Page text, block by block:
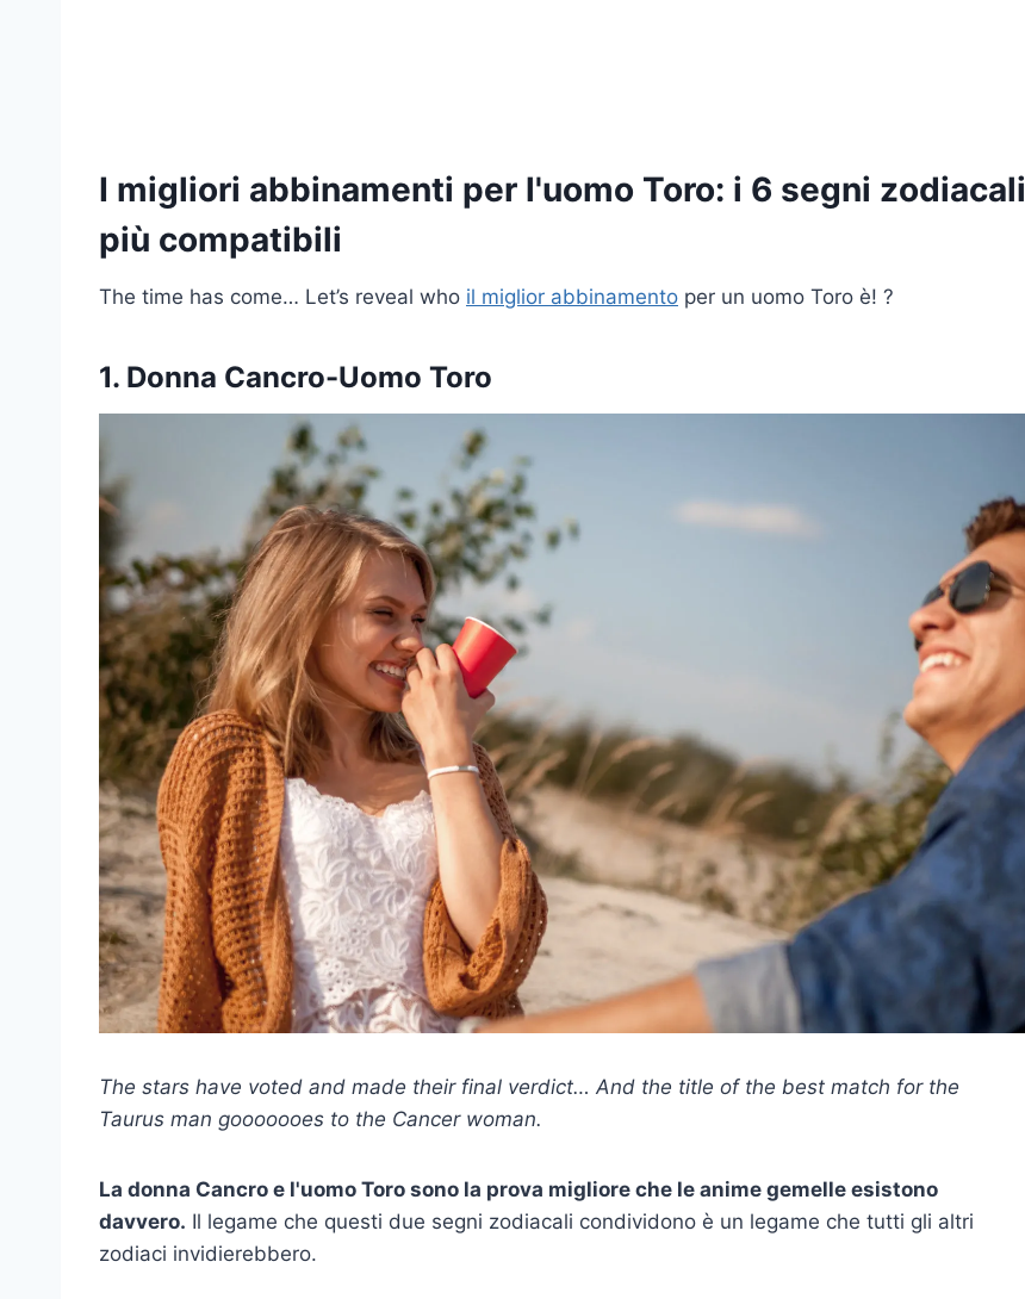
I migliori abbinamenti per l'uomo Toro: i 6 segni zodiacali
più compatibili
The time has come… Let’s reveal who il miglior abbinamento per un uomo Toro è! ?
1. Donna Cancro-Uomo Toro
The stars have voted and made their final verdict… And the title of the best match for the
Taurus man gooooooes to the Cancer woman.
La donna Cancro e l'uomo Toro sono la prova migliore che le anime gemelle esistono
davvero. Il legame che questi due segni zodiacali condividono è un legame che tutti gli altri
zodiaci invidierebbero.